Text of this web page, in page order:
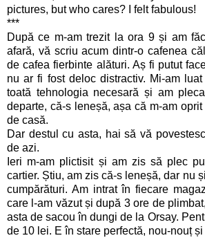
pictures, but who cares? I felt fabulous!
***
După ce m-am trezit la ora 9 și am
afară, vă scriu acum dintr-o cafenea
de cafea fierbinte alături. Aș fi putut
nu ar fi fost deloc distractiv. Mi-am
toată tehnologia necesară și am
departe, că-s leneșă, așa că m-am
de casă.
Dar destul cu asta, hai să vă
de azi.
Ieri m-am plictisit și am zis să plec
cartier. Știu, am zis că-s leneșă, dar nu
cumpărături. Am intrat în fiecare
care l-am văzut și după 3 ore de
asta de sacou în dungi de la Orsay.
de 10 lei. E în stare perfectă, nou-nouț